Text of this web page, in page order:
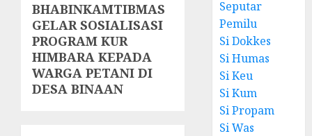
BHABINKAMTIBMAS
GELAR SOSIALISASI
PROGRAM KUR
HIMBARA KEPADA
WARGA PETANI DI
DESA BINAAN
Seputar
Pemilu
Si Dokkes
Si Humas
Si Keu
Si Kum
Si Propam
Si Was